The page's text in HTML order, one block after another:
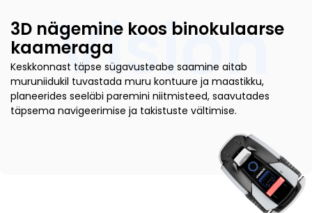
3D nägemine koos binokulaarse
kaameraga
Keskkonnast täpse sügavusteabe saamine aitab
muruniidukil tuvastada muru kontuure ja maastikku,
planeerides seeläbi paremini niitmisteed, saavutades
täpsema navigeerimise ja takistuste vältimise.
Vision